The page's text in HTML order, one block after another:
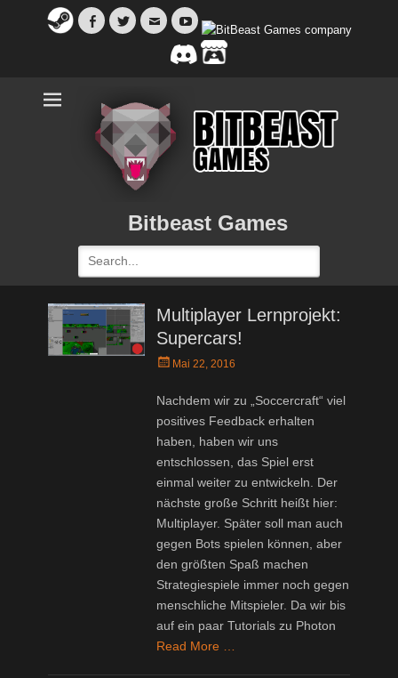
Facebook
TwitterEmailYouTube
Bitbeast Games
Search
for:
Multiplayer Lernprojekt:
Supercars!
PostedMai 22, 2016
Nachdem wir zu „Soccercraft“ viel
positives Feedback erhalten
haben, haben wir uns
entschlossen, das Spiel erst
einmal weiter zu entwickeln. Der
nächste große Schritt heißt hier:
Multiplayer. Später soll man auch
gegen Bots spielen können, aber
den größten Spaß machen
Strategiespiele immer noch gegen
menschliche Mitspieler. Da wir bis
auf ein paar Tutorials zu Photon
Read More …